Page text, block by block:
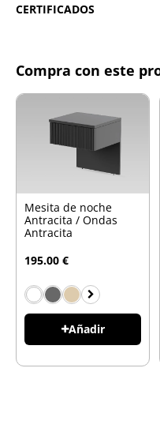
CERTIFICADOS
Compra con este
Mesita de noche
Antracita / Ondas
Antracita
195.00 €
Añadir